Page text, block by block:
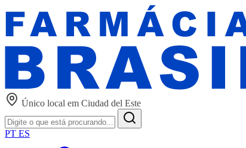
Único local em Ciudad del Este
PT ES